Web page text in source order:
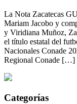
La Nota Zacatecas
Mariam Jacobo y
y Viridiana Muñoz,
el título estatal del
Nacionales Conade
Regional Conade […]
Categorías